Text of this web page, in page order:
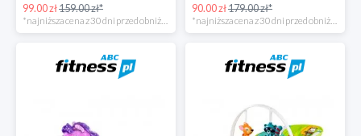
99.00 zł159.00 zł* 90.00 zł179.00 zł*